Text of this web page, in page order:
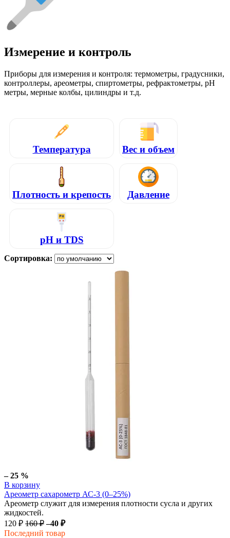
Измерение и контроль
Приборы для измерения и контроля: термометры, градусники,
контроллеры, ареометры, спиртометры, рефрактометры, pH
метры, мерные колбы, цилиндры и т.д.
Температура Вес и объем
Плотность и крепость Давление
pH и TDS
Сортировка:
– 25 %
В корзину
Ареометр сахарометр АС-3 (0–25%)
Ареометр служит для измерения плотности сусла и других
жидкостей.
120 ₽ 160 ₽ –40 ₽
Последний товар